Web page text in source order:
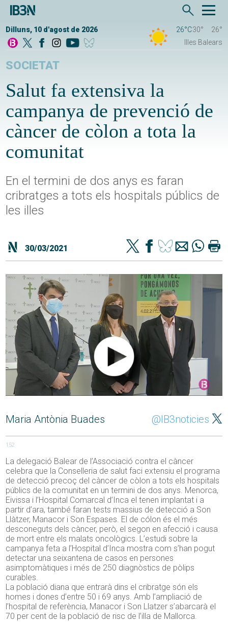
Dilluns, 10 d'agost de 2026 26°C30°
26°
Illes Balears
SOCIETAT
Salut fa extensiva la
campanya de prevenció de
càncer de còlon a tota la
comunitat
En el termini de dos anys es faran
cribratges a tots els hospitals públics de
les illes
30/03/2021
Maria Antònia Buades @IB3noticies
152
La delegació Balear de l’Associació contra el càncer
celebra que la Conselleria de salut faci extensiu el programa
de detecció precoç del càncer de còlon a tots els hospitals
públics de la comunitat en un termini de dos anys. Menorca,
Eivissa i l’Hospital Comarcal d’Inca el tenen implantat i a
partir d’ara, també faran tests massius de detecció a Son
Llàtzer, Manacor i Son Espases. El de cólon és el més
desconeguts dels càncer, però, el segon en afecció i causa
de mort entre els malats oncològics. L’estudi sobre la
campanya feta a l’Hospital d’Inca mostra com s’han pogut
detectar una seixantena de casos en persones
asimptomàtiques i més de 250 diagnòstics de pòlips
curables.
La població diana que entrarà dins el cribratge són els
homes i dones d’entre 50 i 69 anys. Amb l’ampliació de
l’hospital de referència, Manacor i Son Llatzer s’abarcarà el
70 per cent de la població de risc de l’illa de Mallorca.